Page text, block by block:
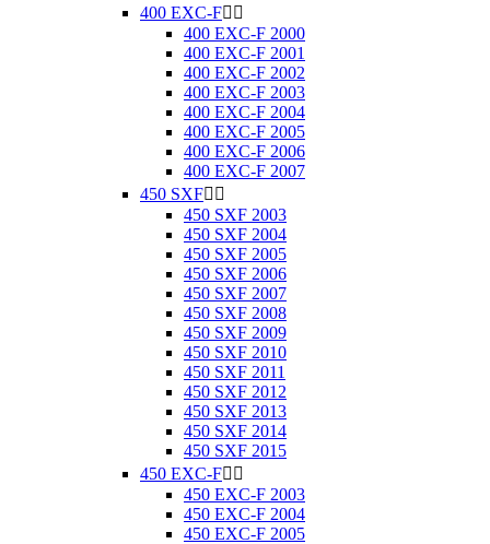
400 EXC-F 
400 EXC-F 2000
400 EXC-F 2001
400 EXC-F 2002
400 EXC-F 2003
400 EXC-F 2004
400 EXC-F 2005
400 EXC-F 2006
400 EXC-F 2007
450 SXF 
450 SXF 2003
450 SXF 2004
450 SXF 2005
450 SXF 2006
450 SXF 2007
450 SXF 2008
450 SXF 2009
450 SXF 2010
450 SXF 2011
450 SXF 2012
450 SXF 2013
450 SXF 2014
450 SXF 2015
450 EXC-F 
450 EXC-F 2003
450 EXC-F 2004
450 EXC-F 2005